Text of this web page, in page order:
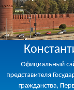
Официальный
представителя
гражданства,